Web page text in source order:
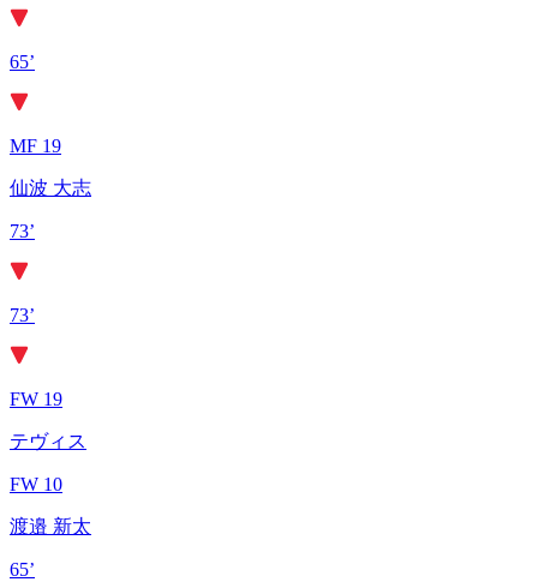
65’
MF 19
仙波 大志
73’
73’
FW 19
テヴィス
FW 10
渡邉 新太
65’